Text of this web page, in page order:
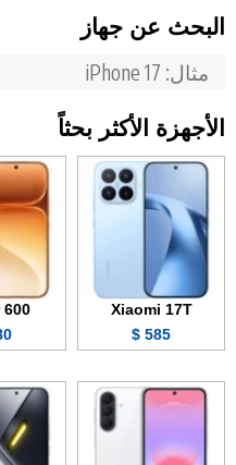
البحث عن جهاز
الأجهزة الأكثر بحثاً
Xiaomi 17T
585 $
600
$